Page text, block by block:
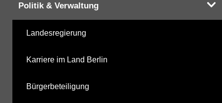
Politik & Verwaltung
Landesregierung
Karriere im Land Berlin
Bürgerbeteiligung